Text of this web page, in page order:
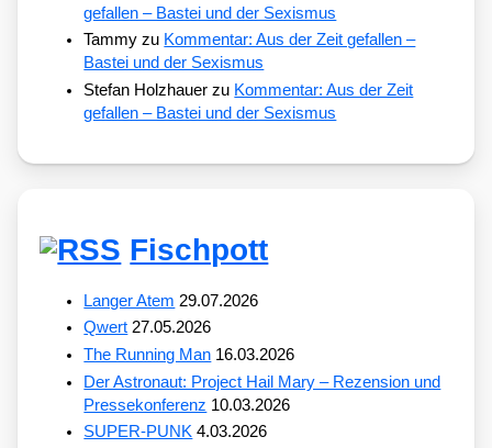
gefallen – Bastei und der Sexismus
Tammy zu Kommentar: Aus der Zeit gefallen –
Bastei und der Sexismus
Stefan Holzhauer zu Kommentar: Aus der Zeit
gefallen – Bastei und der Sexismus
Fischpott
Langer Atem 29.07.2026
Qwert 27.05.2026
The Running Man 16.03.2026
Der Astronaut: Project Hail Mary – Rezension und
Pressekonferenz 10.03.2026
SUPER-PUNK 4.03.2026